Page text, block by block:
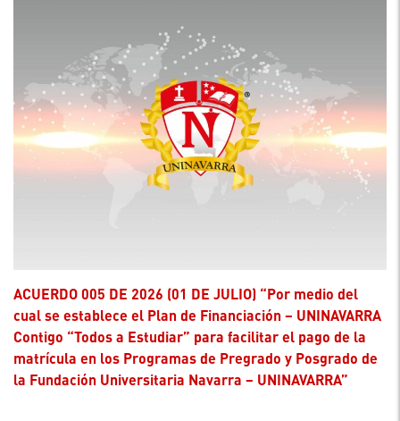
ACUERDO 005 DE 2026 (01 DE JULIO) “Por medio del
cual se establece el Plan de Financiación – UNINAVARRA
Contigo “Todos a Estudiar” para facilitar el pago de la
matrícula en los Programas de Pregrado y Posgrado de
la Fundación Universitaria Navarra – UNINAVARRA”